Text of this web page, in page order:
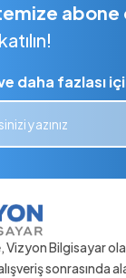
abone
daha fazlası
Bilgisayar
sonrasında